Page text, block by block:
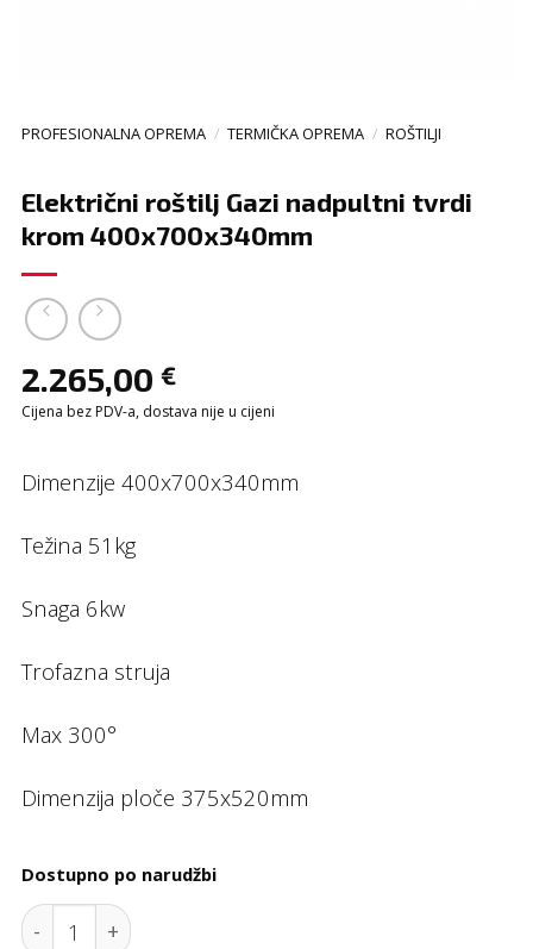
PROFESIONALNA OPREMA / TERMIČKA OPREMA / ROŠTILJI
Električni roštilj Gazi nadpultni tvrdi
krom 400x700x340mm
2.265,00€
Cijena bez PDV-a, dostava nije u cijeni
Dimenzije 400x700x340mm
Težina 51kg
Snaga 6kw
Trofazna struja
Max 300°
Dimenzija ploče 375x520mm
Dostupno po narudžbi
Električni roštilj Gazi nadpultni tvrdi krom